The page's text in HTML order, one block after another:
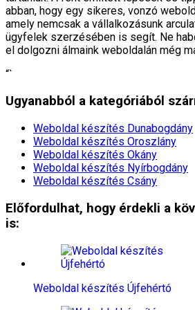
abban, hogy egy sikeres, vonzó
amely nemcsak a vállalkozásunk
ügyfelek szerzésében is segít. Ne
el dolgozni álmaink weboldalán még
“`
Ugyanabból a kategóriából
Weboldal készítés​ Dunabogdány
Weboldal készítés​ Oroszlány
Weboldal készítés​ Okány
Weboldal készítés​ Nyírbogdány
Weboldal készítés​ Csány
Előfordulhat, hogy érdekli a
is:
Weboldal készítés​ Újfehértó